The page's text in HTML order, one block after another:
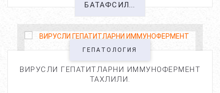
БАТАФСИЛ...
ГЕПАТОЛОГИЯ
ВИРУСЛИ ГЕПАТИТЛАРНИ ИММУНОФЕРМЕНТ
ТАХЛИЛИ.